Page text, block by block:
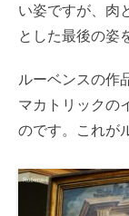
い姿ですが、肉
とした最後の姿
ルーベンスの作
マカトリックの
のです。これが